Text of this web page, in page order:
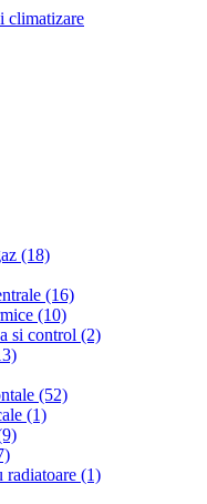
(18)
(16)
(10)
si control (2)
(52)
(1)
radiatoare (1)